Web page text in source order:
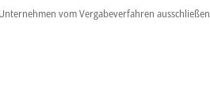
vom Vergabeverfahren ausschließen